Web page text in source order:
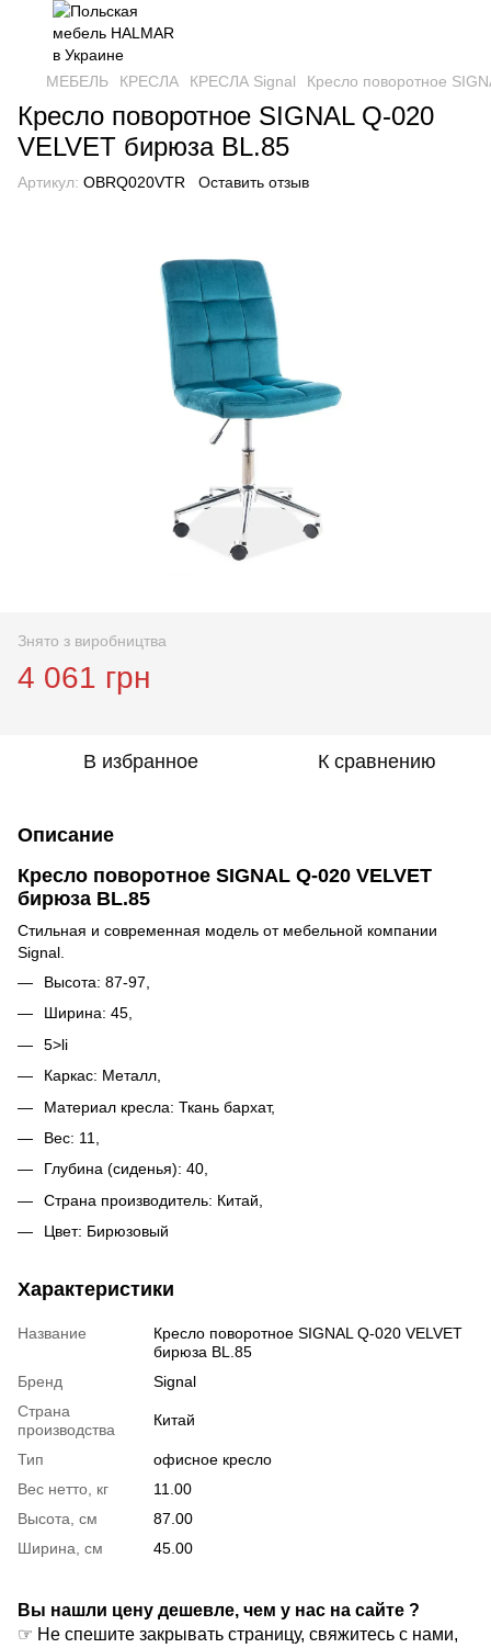
МЕБЕЛЬ КРЕСЛА КРЕСЛА Signal Кресло поворотное
Кресло поворотное SIGNAL Q-020
VELVET бирюза BL.85
Артикул: OBRQ020VTR Оставить отзыв
Знято з виробництва
4 061 грн
В избранное К сравнению
Описание
Кресло поворотное SIGNAL Q-020 VELVET
бирюза BL.85
Стильная и современная модель от мебельной компании
Signal.
Высота: 87-97,
Ширина: 45,
5>li
Каркас: Металл,
Материал кресла: Ткань бархат,
Вес: 11,
Глубина (сиденья): 40,
Страна производитель: Китай,
Цвет: Бирюзовый
Характеристики
Название
Кресло поворотное SIGNAL Q-020 VELVET
бирюза BL.85
Бренд
Signal
Страна
производства
Китай
Тип
офисное кресло
Вес нетто, кг
11.00
Высота, см
87.00
Ширина, см
45.00
Вы нашли цену дешевле, чем у нас на сайте ?
☞ Не спешите закрывать страницу, свяжитесь с нами,